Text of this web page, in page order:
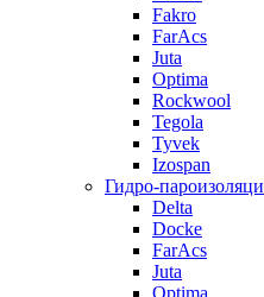
Fakro
FarAcs
Juta
Optima
Rockwool
Tegola
Tyvek
Izospan
Гидро-
Delta
Docke
FarAcs
Juta
Optima